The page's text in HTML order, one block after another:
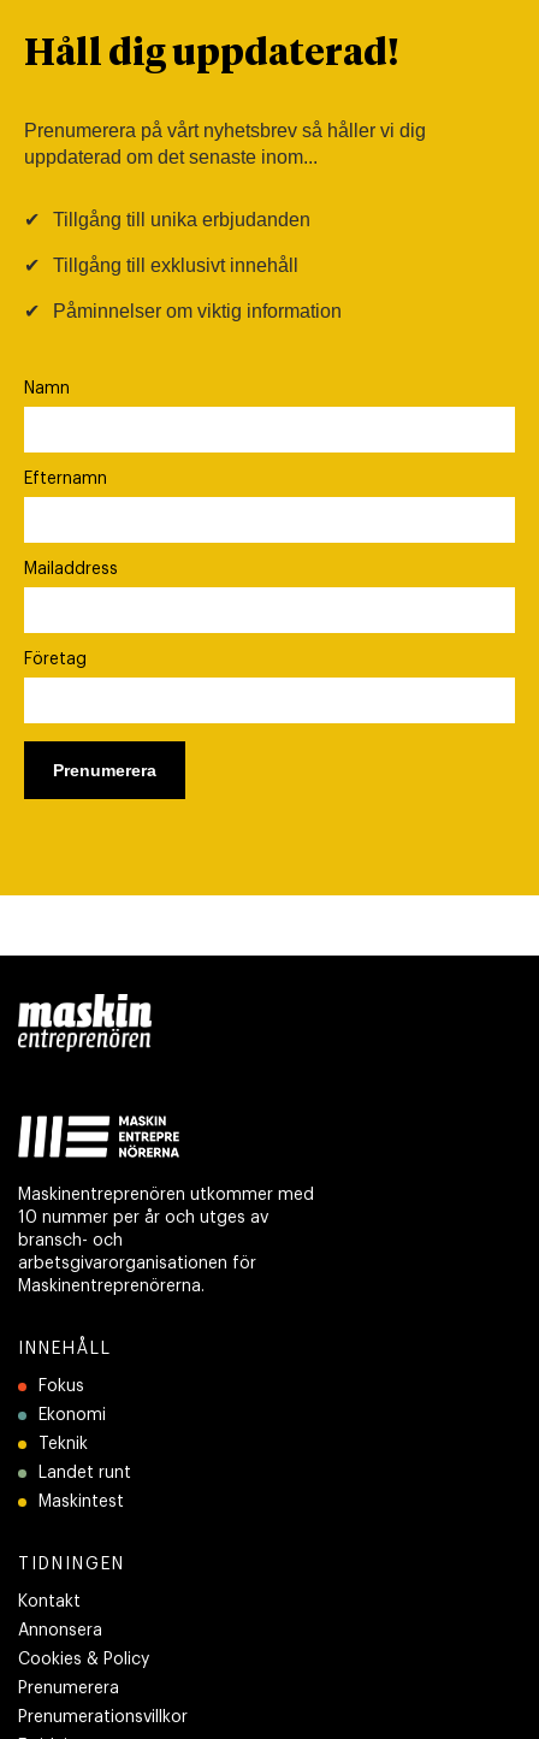
Håll dig uppdaterad!
Prenumerera på vårt nyhetsbrev så håller vi dig
uppdaterad om det senaste inom...
✔ Tillgång till unika erbjudanden
✔ Tillgång till exklusivt innehåll
✔ Påminnelser om viktig information
Namn
Efternamn
Mailaddress
Företag
Maskinentreprenören utkommer med
10 nummer per år och utges av
bransch- och
arbetsgivarorganisationen för
Maskinentreprenörerna.
INNEHÅLL
Fokus
Ekonomi
Teknik
Landet runt
Maskintest
TIDNINGEN
Kontakt
Annonsera
Cookies & Policy
Prenumerera
Prenumerationsvillkor